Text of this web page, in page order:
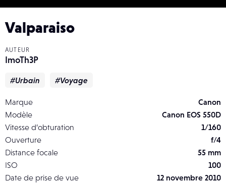
Valparaiso
AUTEUR
ImoTh3P
#Urbain #Voyage
Marque
Canon
Modèle
Canon EOS 550D
Vitesse d’obturation
1/160
Ouverture
f/4
Distance focale
55 mm
ISO
100
Date de prise de vue
12 novembre 2010